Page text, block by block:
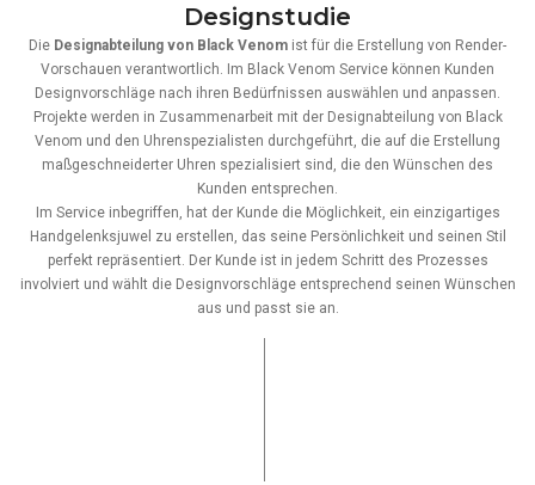
Designstudie
Die Designabteilung von Black Venom ist für die Erstellung von Render-
Vorschauen verantwortlich. Im Black Venom Service können Kunden
Designvorschläge nach ihren Bedürfnissen auswählen und anpassen.
Projekte werden in Zusammenarbeit mit der Designabteilung von Black
Venom und den Uhrenspezialisten durchgeführt, die auf die Erstellung
maßgeschneiderter Uhren spezialisiert sind, die den Wünschen des
Kunden entsprechen.
Im Service inbegriffen, hat der Kunde die Möglichkeit, ein einzigartiges
Handgelenksjuwel zu erstellen, das seine Persönlichkeit und seinen Stil
perfekt repräsentiert. Der Kunde ist in jedem Schritt des Prozesses
involviert und wählt die Designvorschläge entsprechend seinen Wünschen
aus und passt sie an.